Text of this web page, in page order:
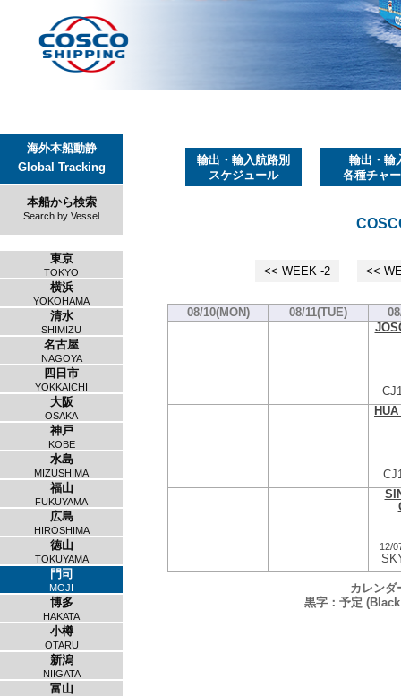
海外本船動静
Global Tracking
本船から検索
Search by Vessel
東京
TOKYO
横浜
YOKOHAMA
清水
SHIMIZU
名古屋
NAGOYA
四日市
YOKKAICHI
大阪
OSAKA
神戸
KOBE
水島
MIZUSHIMA
福山
FUKUYAMA
広島
HIROSHIMA
徳山
TOKUYAMA
門司
MOJI
博多
HAKATA
小樽
OTARU
新潟
NIIGATA
富山
輸出・輸入航路別
スケジュール
輸出・輸
各種チャ
<< WEEK -2 <<
08/10(MON) 08/11(TUE)
12/
カレンダ
黒字：予定